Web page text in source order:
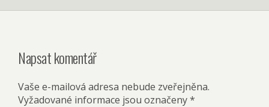
Napsat komentář
Vaše e-mailová adresa nebude zveřejněna.
Vyžadované informace jsou označeny*